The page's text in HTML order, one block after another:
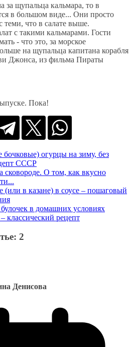
за щупальца кальмара, то в
в большом виде... Они просто
что в салате выше.
с такими кальмарами. Гости
- что это, за морское
на щупальца капитана корабля
Джонса, из фильма Пираты
Пока!
огурцы на зиму, без
СССР
сковороде. О том, как вкусно
(или в казане) в соусе – пошаговый
в домашних условиях
классический рецепт
2
Денисова